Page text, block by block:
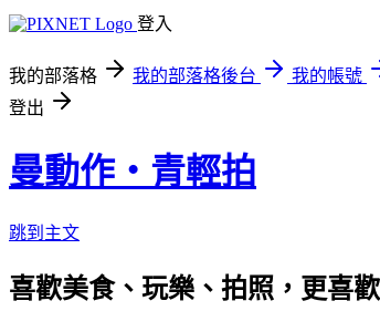
登入
我的部落格 我的部落格後台
我的帳號
登出
曼動作‧青輕拍
跳到主文
喜歡美食、玩樂、拍照